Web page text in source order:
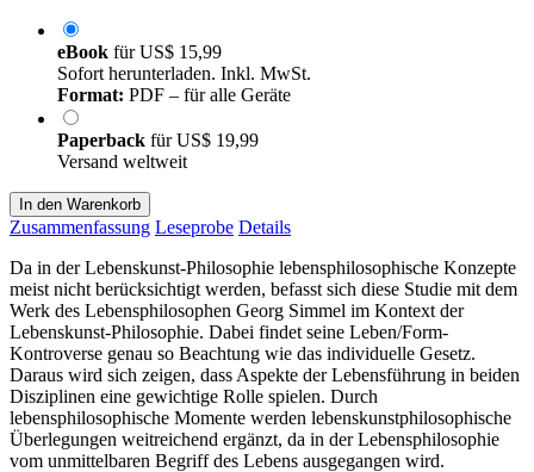
eBook fürUS$ 15,99
Sofort herunterladen. Inkl. MwSt.
Format: PDF – für alle Geräte
Paperback fürUS$ 19,99
Versand weltweit
In den Warenkorb
Zusammenfassung Leseprobe Details
Da in der Lebenskunst-Philosophie lebensphilosophische Konzepte
meist nicht berücksichtigt werden, befasst sich diese Studie mit dem
Werk des Lebensphilosophen Georg Simmel im Kontext der
Lebenskunst-Philosophie. Dabei findet seine Leben/Form-
Kontroverse genau so Beachtung wie das individuelle Gesetz.
Daraus wird sich zeigen, dass Aspekte der Lebensführung in beiden
Disziplinen eine gewichtige Rolle spielen. Durch
lebensphilosophische Momente werden lebenskunstphilosophische
Überlegungen weitreichend ergänzt, da in der Lebensphilosophie
vom unmittelbaren Begriff des Lebens ausgegangen wird.